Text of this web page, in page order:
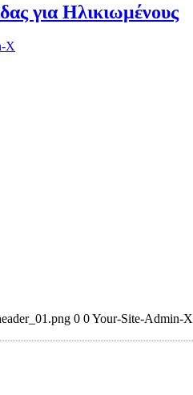
για Ηλικιωμένους
X
0 0Your-Site-Admin-X